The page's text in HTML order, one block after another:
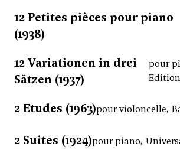
12 Petites pièces pour piano
(1938)
12 Variationen in drei
Sätzen (1937)
pour
2 Etudes (1963)pour violoncelle,
2 Suites (1924)pour piano,